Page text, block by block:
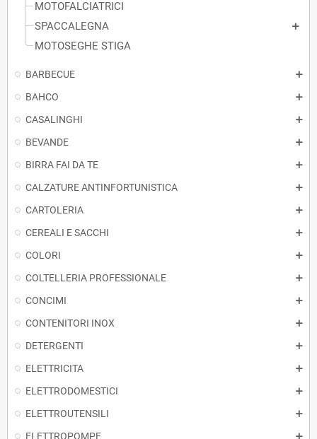
MOTOFALCIATRICI
SPACCALEGNA
MOTOSEGHE STIGA
BARBECUE
BAHCO
CASALINGHI
BEVANDE
BIRRA FAI DA TE
CALZATURE ANTINFORTUNISTICA
CARTOLERIA
CEREALI E SACCHI
COLORI
COLTELLERIA PROFESSIONALE
CONCIMI
CONTENITORI INOX
DETERGENTI
ELETTRICITA
ELETTRODOMESTICI
ELETTROUTENSILI
ELETTROPOMPE